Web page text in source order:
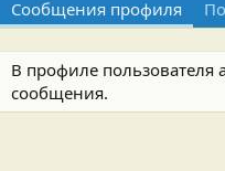
Сообщения профиля
В профиле пользователя
сообщения.